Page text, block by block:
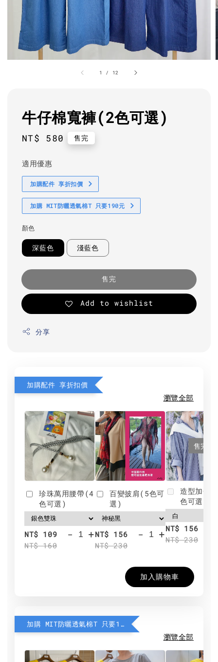
1 / 12
牛仔棉寬褲(2色可選)
Regular
NT$ 580 售完
適用優惠
加購配件 享折扣價
加購 MIT防曬透氣棉T 只要190元
顏色
深藍色 淺藍色
售完
Add to wishlist
分享
加購配件 享折扣價
瀏覽全部
珍珠萬用腰帶(4
色可選)
NT$ 109
NT$ 160
- +
百變披肩(5色可
選)
NT$ 156
NT$ 230
- +
售完
造型加分
色可選)
NT$ 156
NT$ 230
加入購物車
加購 MIT防曬透氣棉T 只要190元
瀏覽全部